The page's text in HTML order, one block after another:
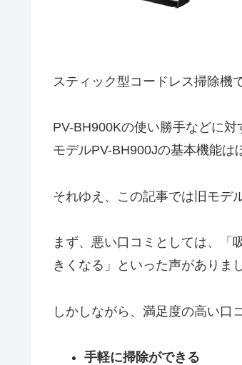
スティック型コードレス掃除機
PV-BH900Kの使い勝手などに
モデルPV-BH900Jの基本機能は
それゆえ、この記事では旧モデ
まず、悪い口コミとしては、「
きくなる」といった声がありま
しかしながら、満足度の高い口
手軽に掃除ができる